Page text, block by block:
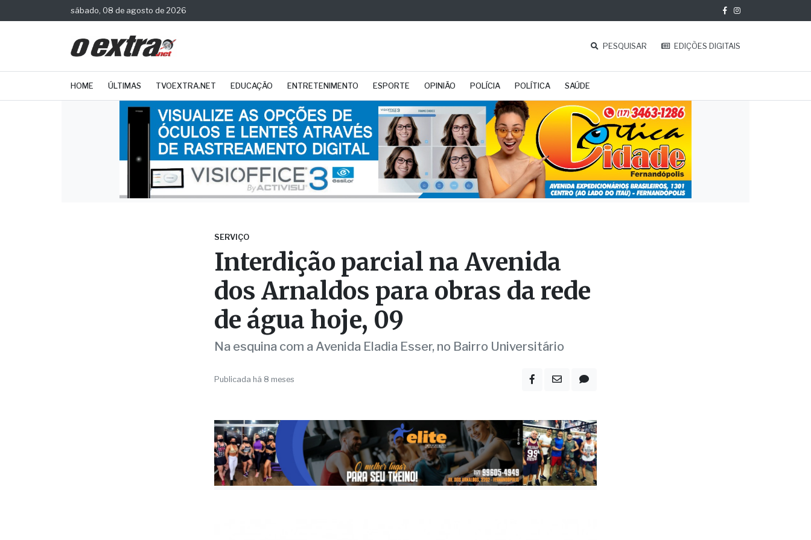
sábado, 08 de agosto de 2026
PESQUISAR EDIÇÕES DIGITAIS
HOME ÚLTIMAS TVOEXTRA.NET EDUCAÇÃO ENTRETENIMENTO ESPORTE OPINIÃO POLÍCIA POLÍTICA SAÚDE
SERVIÇO
Interdição parcial na Avenida
dos Arnaldos para obras da rede
de água hoje, 09
Na esquina com a Avenida Eladia Esser, no Bairro Universitário
Publicada há 8 meses